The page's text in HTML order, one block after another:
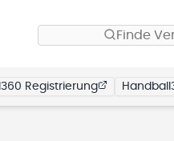
Finde
Registrierung